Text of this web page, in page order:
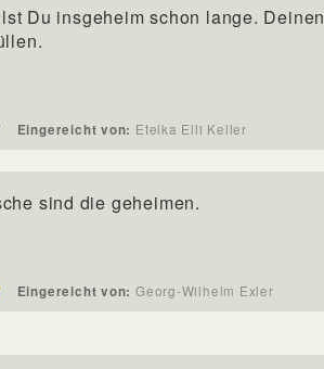
Du insgeheim schon lange. Deinen
Eingereicht von: Etelka Elli Keller
sind die geheimen.
Eingereicht von: Georg-Wilhelm Exler